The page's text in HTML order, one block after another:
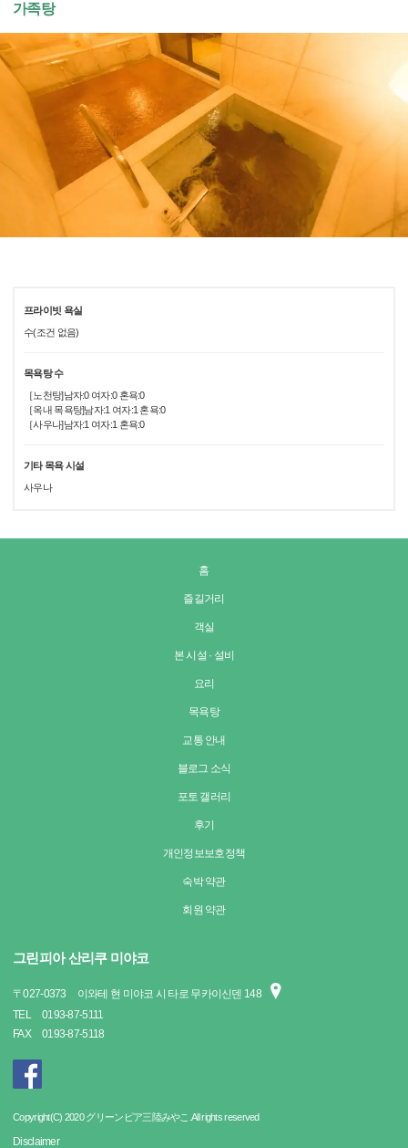
가족탕
프라이빗 욕실
수(조건 없음)
목욕탕 수
［노천탕]남자:0 여자:0 혼욕:0
［옥내 목욕탕]남자:1 여자:1 혼욕:0
［사우나]남자:1 여자:1 혼욕:0
기타 목욕 시설
사우나
홈
즐길거리
객실
본 시설 · 설비
요리
목욕탕
교통 안내
블로그 소식
포토 갤러리
후기
개인정보보호정책
숙박 약관
회원 약관
그린피아 산리쿠 미야코
〒027-0373
이와테 현 미야코 시 타로 무카이신덴 148
TEL
0193-87-5111
FAX
0193-87-5118
Copyright(C) 2020 グリーンピア三陸みやこ.All rights reserved
Disclaimer